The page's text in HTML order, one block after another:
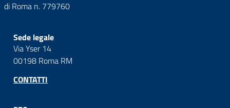
di Roma n. 779760
Sede legale
Via Yser 14
00198 Roma RM
CONTATTI